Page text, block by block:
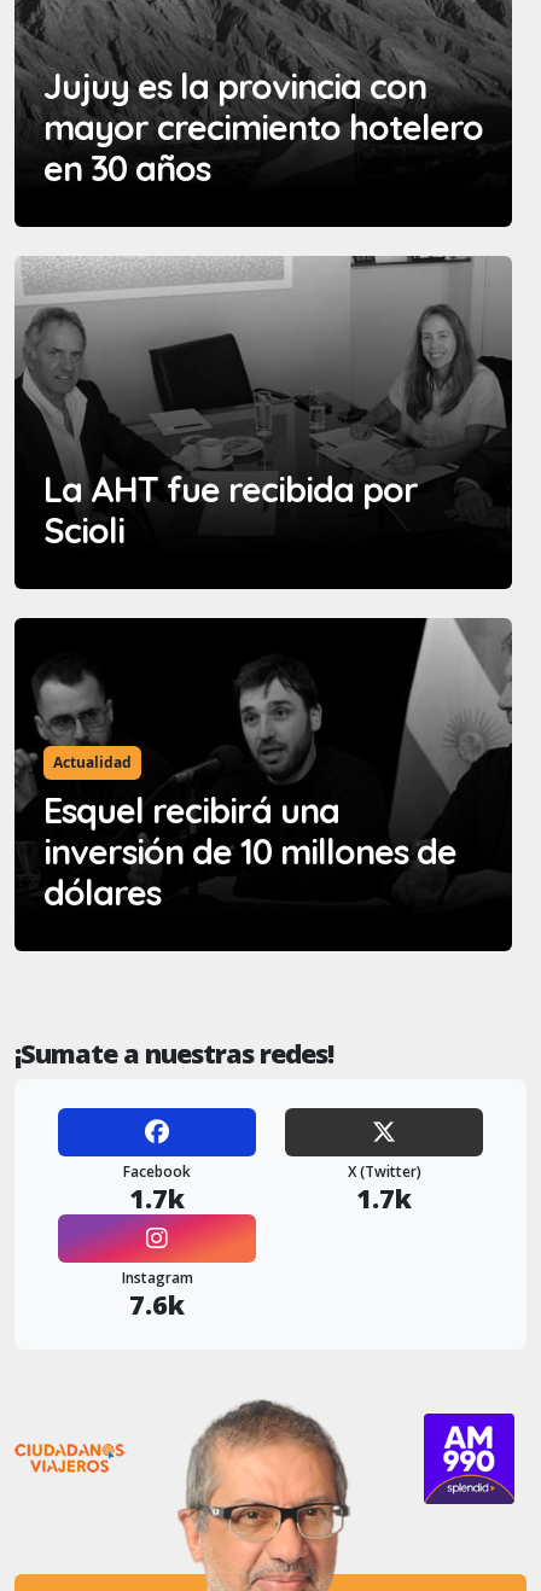
Jujuy es la provincia con
mayor crecimiento hotelero
en 30 años
La AHT fue recibida por
Scioli
Actualidad
Esquel recibirá una
inversión de 10 millones de
dólares
¡Sumate a nuestras redes!
Facebook
1.7k
X (Twitter)
1.7k
Instagram
7.6k